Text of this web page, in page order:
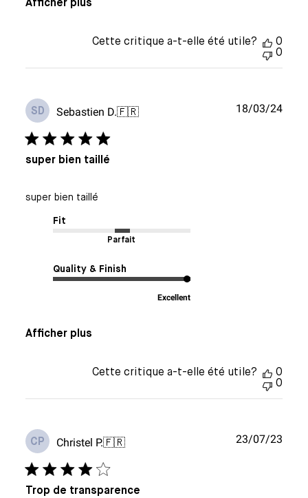
Afficher plus
Cette critique a-t-elle été utile?
0
0
SD Sebastien D.🇫🇷
super bien taillé
super bien taillé
Fit
Parfait
Quality & Finish
Excellent
Afficher plus
Date
18/03/24
Cette critique a-t-elle été utile?
0
0
CP Christel P.🇫🇷
Trop de transparence
23/07/23